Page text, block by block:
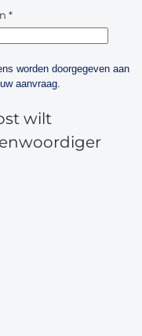
*
worden doorgegeven aan
aanvraag.
wilt